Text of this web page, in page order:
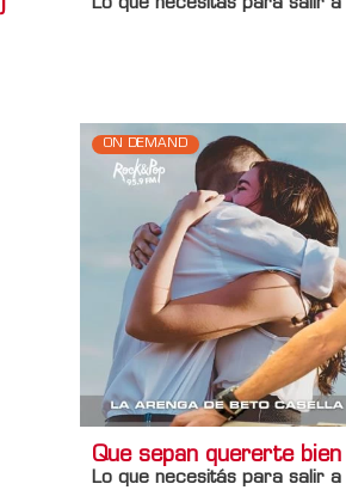
Lo que necesitás para salir a
ON DEMAND
Que sepan quererte bien
Lo que necesitás para salir a